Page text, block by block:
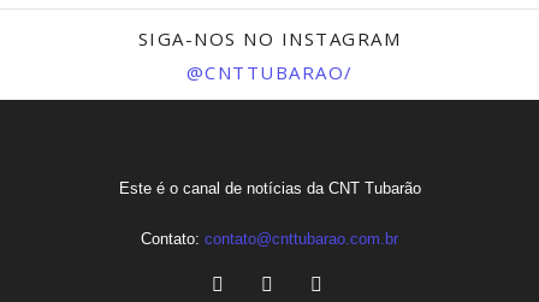
SIGA-NOS NO INSTAGRAM
@CNTTUBARAO/
Este é o canal de notícias da CNT Tubarão
Contato: contato@cnttubarao.com.br